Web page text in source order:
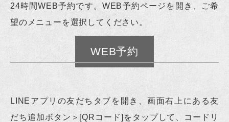
24時間WEB予約です。WEB予約ページを開き、ご希
望のメニューを選択してください。
WEB予約
LINEアプリの友だちタブを開き、画面右上にある友
だち追加ボタン＞[QRコード]をタップして、コードリ